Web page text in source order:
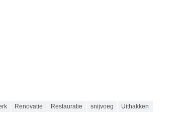
Renovatie Restauratie snijvoeg
Uithakken